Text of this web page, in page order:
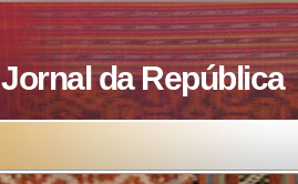
Jornal da República